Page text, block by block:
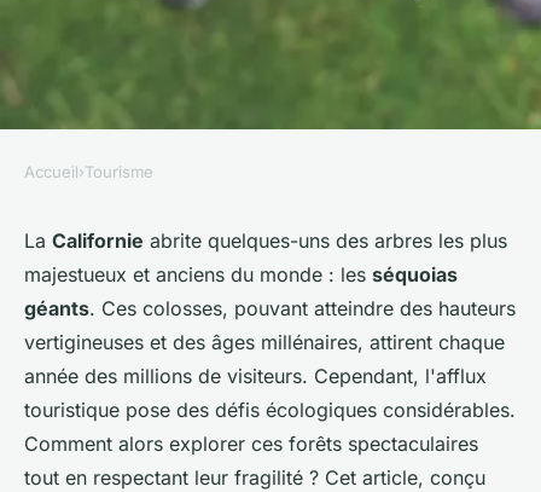
Comment explorer les forêts
de séquoias géants en
Californie de manière éco-
responsable ?
Giulia•21 mai 2024•6 min de lecture
Accueil›Tourisme
La Californie abrite quelques-uns des arbres les plus
majestueux et anciens du monde : les séquoias
géants. Ces colosses, pouvant atteindre des hauteurs
vertigineuses et des âges millénaires, attirent chaque
année des millions de visiteurs. Cependant, l'afflux
touristique pose des défis écologiques considérables.
Comment alors explorer ces forêts spectaculaires
tout en respectant leur fragilité ? Cet article, conçu